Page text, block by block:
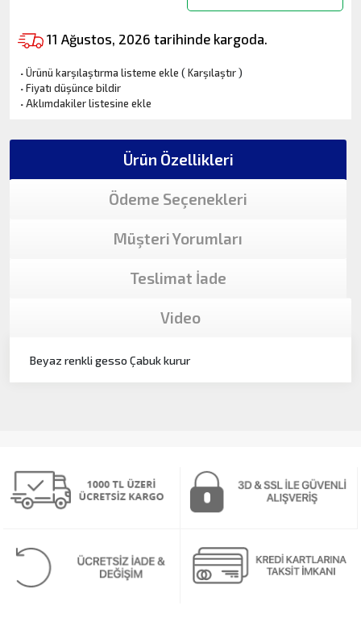
11 Ağustos, 2026 tarihinde kargoda.
·Ürünü karşılaştırma listeme ekle (Karşılaştır)
·Fiyatı düşünce bildir
·Aklımdakiler listesine ekle
Ürün Özellikleri
Ödeme Seçenekleri
Müşteri Yorumları
Teslimat İade
Video
Beyaz renkli gesso Çabuk kurur